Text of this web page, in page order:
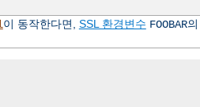
이 동작한다면, SSL 환경변수 FOOBAR